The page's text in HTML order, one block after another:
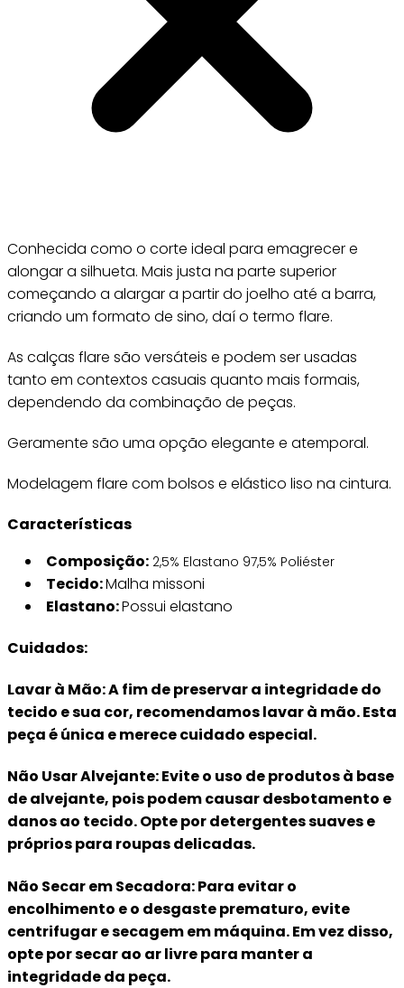
Conhecida como o corte ideal para emagrecer e
alongar a silhueta. Mais justa na parte superior
começando a alargar a partir do joelho até a barra,
criando um formato de sino, daí o termo flare.
As calças flare são versáteis e podem ser usadas
tanto em contextos casuais quanto mais formais,
dependendo da combinação de peças.
Geramente são uma opção elegante e atemporal.
Modelagem flare com bolsos e elástico liso na cintura.
Características
Composição: 2,5% Elastano 97,5% Poliéster
Tecido:Malha missoni
Elastano:Possui elastano
Cuidados:
Lavar à Mão: A fim de preservar a integridade do
tecido e sua cor, recomendamos lavar à mão. Esta
peça é única e merece cuidado especial.
Não Usar Alvejante: Evite o uso de produtos à base
de alvejante, pois podem causar desbotamento e
danos ao tecido. Opte por detergentes suaves e
próprios para roupas delicadas.
Não Secar em Secadora: Para evitar o
encolhimento e o desgaste prematuro, evite
centrifugar e secagem em máquina. Em vez disso,
opte por secar ao ar livre para manter a
integridade da peça.